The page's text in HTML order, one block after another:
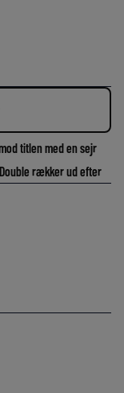
titlen med en sejr
rækker ud efter